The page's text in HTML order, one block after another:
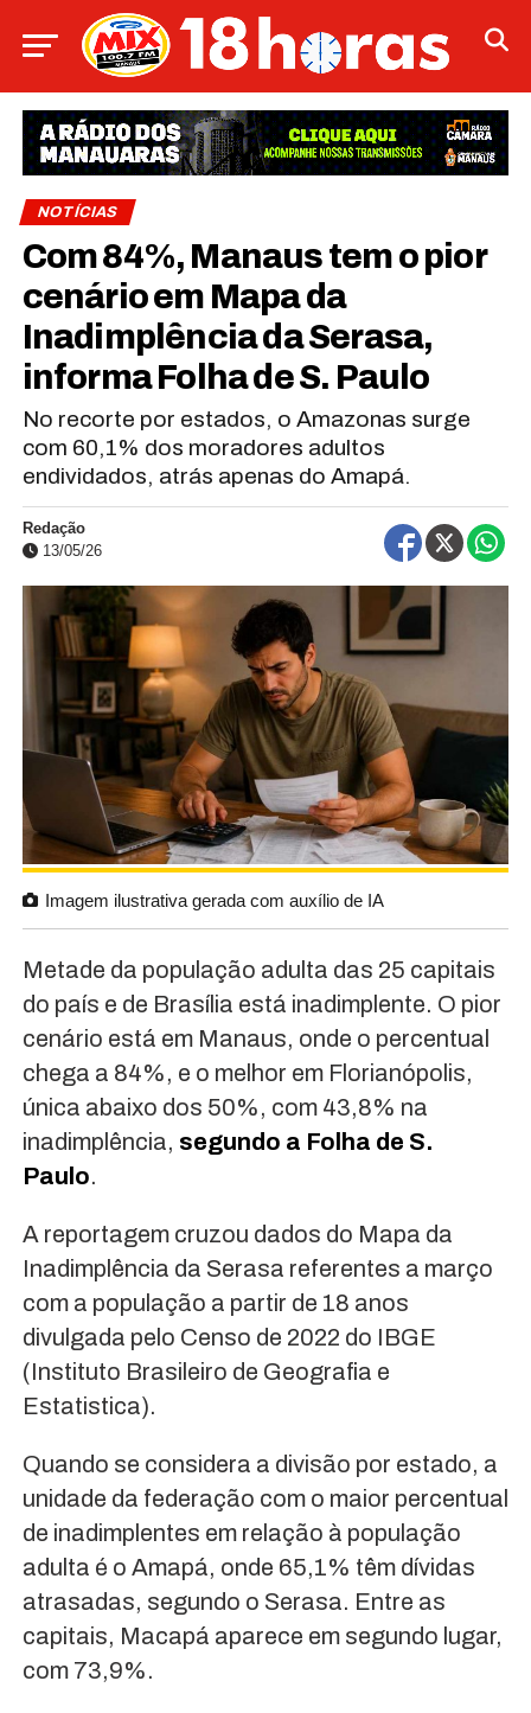
NOTÍCIAS
Com 84%, Manaus tem o pior
cenário em Mapa da
Inadimplência da Serasa,
informa Folha de S. Paulo
No recorte por estados, o Amazonas surge
com 60,1% dos moradores adultos
endividados, atrás apenas do Amapá.
Redação
13/05/26
Imagem ilustrativa gerada com auxílio de IA
Metade da população adulta das 25 capitais
do país e de Brasília está inadimplente. O pior
cenário está em Manaus, onde o percentual
chega a 84%, e o melhor em Florianópolis,
única abaixo dos 50%, com 43,8% na
inadimplência, segundo a Folha de S.
Paulo.
A reportagem cruzou dados do Mapa da
Inadimplência da Serasa referentes a março
com a população a partir de 18 anos
divulgada pelo Censo de 2022 do IBGE
(Instituto Brasileiro de Geografia e
Estatistica).
Quando se considera a divisão por estado, a
unidade da federação com o maior percentual
de inadimplentes em relação à população
adulta é o Amapá, onde 65,1% têm dívidas
atrasadas, segundo o Serasa. Entre as
capitais, Macapá aparece em segundo lugar,
com 73,9%.